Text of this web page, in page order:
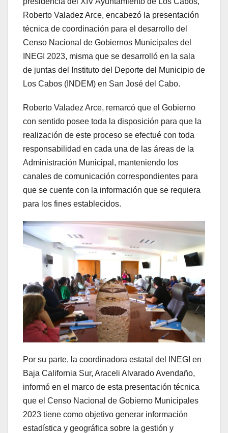
Roberto Valadez Arce, encabezó la presentación
técnica de coordinación para el desarrollo del
Censo Nacional de Gobiernos Municipales del
INEGI 2023, misma que se desarrolló en la sala
de juntas del Instituto del Deporte del Municipio de
Los Cabos (INDEM) en San José del Cabo.
Roberto Valadez Arce, remarcó que el Gobierno
con sentido posee toda la disposición para que la
realización de este proceso se efectué con toda
responsabilidad en cada una de las áreas de la
Administración Municipal, manteniendo los
canales de comunicación correspondientes para
que se cuente con la información que se requiera
para los fines establecidos.
Por su parte, la coordinadora estatal del INEGI en
Baja California Sur, Araceli Alvarado Avendaño,
informó en el marco de esta presentación técnica
que el Censo Nacional de Gobierno Municipales
2023 tiene como objetivo generar información
estadística y geográfica sobre la gestión y